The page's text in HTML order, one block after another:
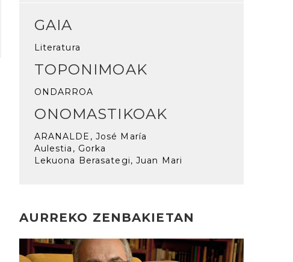
GAIA
Literatura
TOPONIMOAK
ONDARROA
ONOMASTIKOAK
ARANALDE, José María
Aulestia, Gorka
Lekuona Berasategi, Juan Mari
AURREKO ZENBAKIETAN
Irakurri